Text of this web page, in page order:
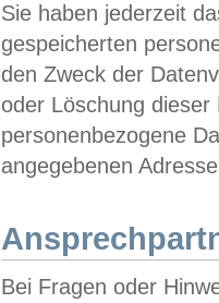
Sie haben jederzeit
gespeicherten
den Zweck der
oder Löschung
personenbezogene
angegebenen
Bei Fragen oder